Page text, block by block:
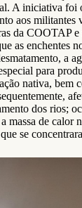
A iniciativa foi
aos militantes
da COOTAP
as enchentes
a
para
nativa, bem
dos rios;
massa de calor
se